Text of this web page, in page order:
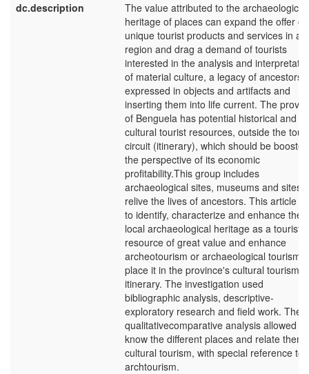
dc.description
The value attributed to the archaeological
heritage of places can expand the offer of
unique tourist products and services in a
region and drag a demand of tourists
interested in the analysis and
of material culture, a legacy of ancestors
expressed in objects and artifacts and
inserting them into life current. The
of Benguela has potential historical and
cultural tourist resources, outside the
circuit (itinerary), which should be
the perspective of its economic
profitability.This group includes
archaeological sites, museums and sites
relive the lives of ancestors. This article
to identify, characterize and enhance the
local archaeological heritage as a tourist
resource of great value and enhance
archeotourism or archaeological tourism
place it in the province's cultural tourism
itinerary. The investigation used
bibliographic analysis, descriptive-
exploratory research and field work. The
qualitativecomparative analysis allowed
know the different places and relate them
cultural tourism, with special reference to
archtourism.